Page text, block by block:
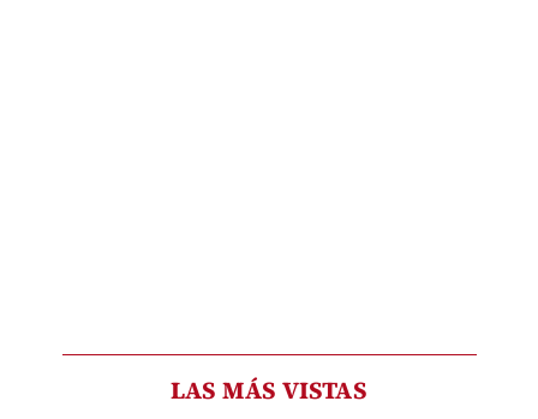
LAS MÁS VISTAS